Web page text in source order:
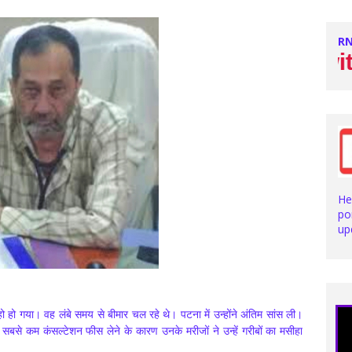
हो गया। वह लंबे समय से बीमार चल रहे थे। पटना में उन्होंने अंतिम सांस ली।
कम कंसल्टेशन फीस लेने के कारण उनके मरीजों ने उन्हें गरीबों का मसीहा
Stay with